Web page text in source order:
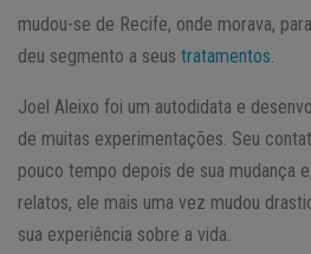
mudou-se de Recife, onde morava,
deu segmento a seus tratamentos
Joel Aleixo foi um autodidata e
de muitas experimentações. Seu
pouco tempo depois de sua mudança
relatos, ele mais uma vez mudou
sua experiência sobre a vida.